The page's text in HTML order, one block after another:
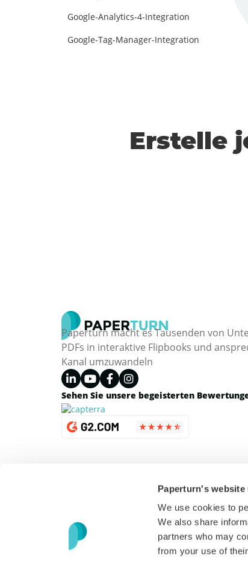
Paperturn's website
We use cookies to
We also share
partners who may
from your use of
Google-Analytics-4-Integration
Google-Tag-Manager-Integration
Erstelle
Paperturn macht es Tausenden von
PDFs in interaktive Flipbooks und
Kanal umzuwandeln
Sehen Sie unsere begeisterten